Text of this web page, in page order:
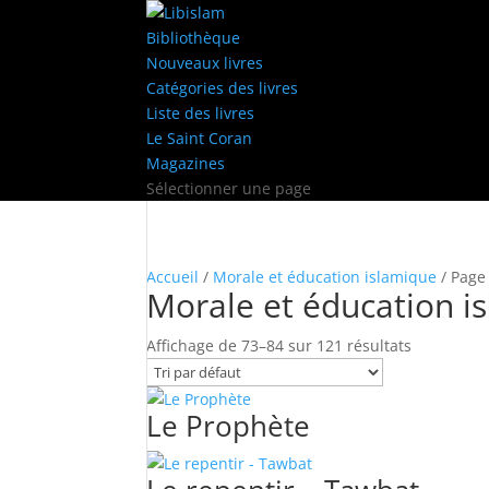
Bibliothèque
Nouveaux livres
Catégories des livres
Liste des livres
Le Saint Coran
Magazines
Sélectionner une page
Accueil / Morale et éducation islamique /
Morale et éducation
Affichage de 73–84 sur 121 résultats
Le Prophète